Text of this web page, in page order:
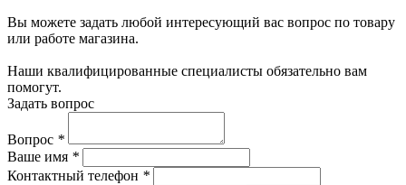
Вы можете задать любой интересующий вас вопрос по товару
или работе магазина.
Наши квалифицированные специалисты обязательно вам
помогут.
Задать вопрос
Вопрос *
Ваше имя *
Контактный телефон *